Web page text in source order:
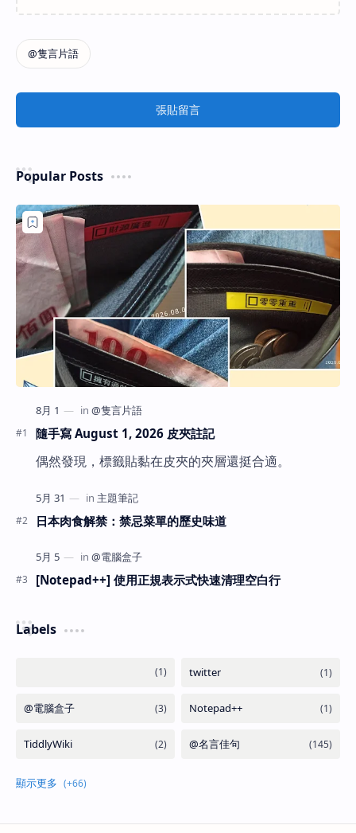
張貼留言
Popular Posts
隨手寫 August 1, 2026 皮夾註記
偶然發現，標籤貼黏在皮夾的夾層還挺合適。
日本肉食解禁：禁忌菜單的歷史味道
[Notepad++] 使用正規表示式快速清理空白行
Labels